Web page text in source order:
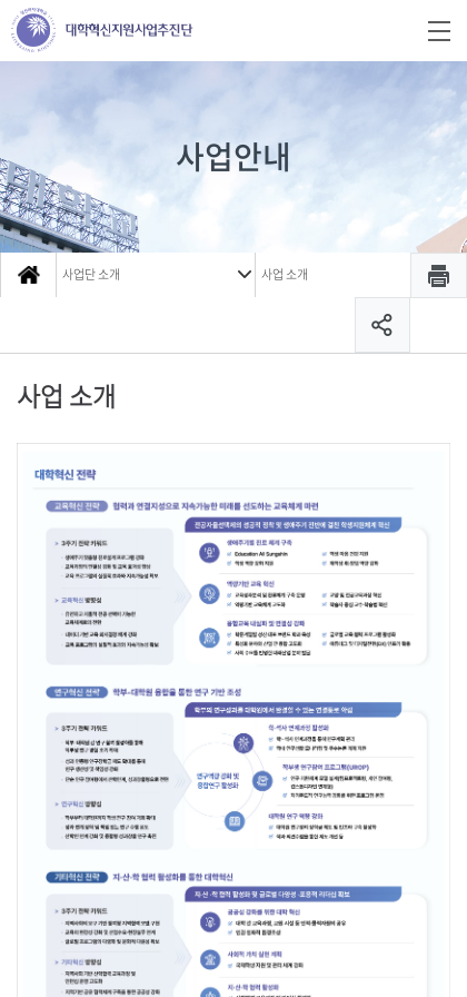
사업안내
사업단 소개 사업 소개
사업 소개